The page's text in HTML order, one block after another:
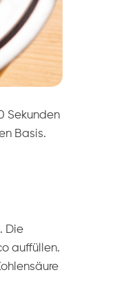
Sekunden
Basis.
Die
auffüllen.